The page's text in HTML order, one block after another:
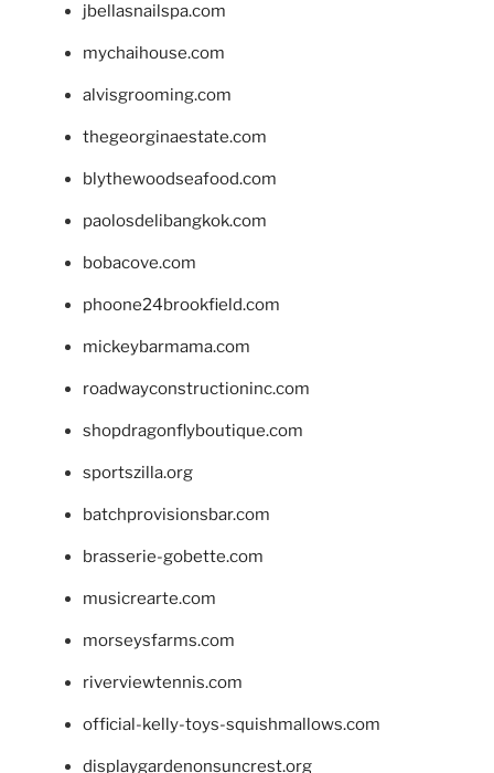
jbellasnailspa.com
mychaihouse.com
alvisgrooming.com
thegeorginaestate.com
blythewoodseafood.com
paolosdelibangkok.com
bobacove.com
phoone24brookfield.com
mickeybarmama.com
roadwayconstructioninc.com
shopdragonflyboutique.com
sportszilla.org
batchprovisionsbar.com
brasserie-gobette.com
musicrearte.com
morseysfarms.com
riverviewtennis.com
official-kelly-toys-squishmallows.com
displaygardenonsuncrest.org